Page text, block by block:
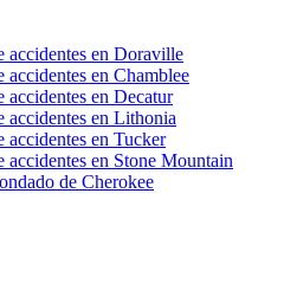
accidentes en Doraville
accidentes en Chamblee
accidentes en Decatur
accidentes en Lithonia
accidentes en Tucker
accidentes en Stone Mountain
de Cherokee